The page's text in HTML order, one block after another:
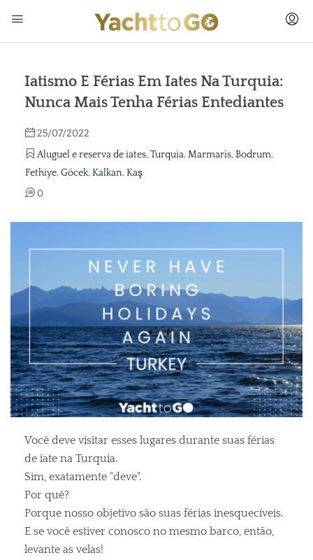
Iatismo E Férias Em Iates Na Turquia:
Nunca Mais Tenha Férias Entediantes
25/07/2022
Aluguel e reserva de iates, Turquia, Marmaris, Bodrum,
Fethiye, Göcek, Kalkan, Kaş
0
Você deve visitar esses lugares durante suas férias
de iate na Turquia.
Sim, exatamente "deve".
Por quê?
Porque nosso objetivo são suas férias inesquecíveis.
E se você estiver conosco no mesmo barco, então,
levante as velas!